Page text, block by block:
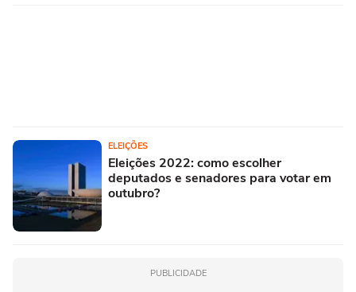
ELEIÇÕES
Eleições 2022: como escolher
deputados e senadores para votar em
outubro?
PUBLICIDADE